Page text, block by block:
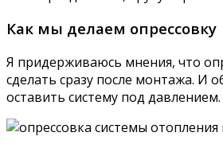
Как мы делаем опрессовку
Я придерживаюсь мнения, что
сделать сразу после монтажа. И
оставить систему под давлением.